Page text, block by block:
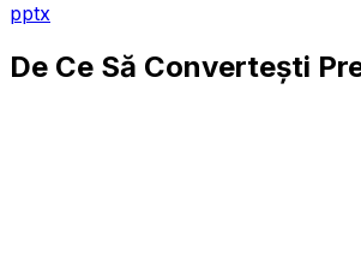
pptx
De Ce Să Convertești